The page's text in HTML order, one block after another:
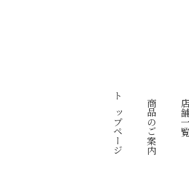
トップページ 商品のご案内 店